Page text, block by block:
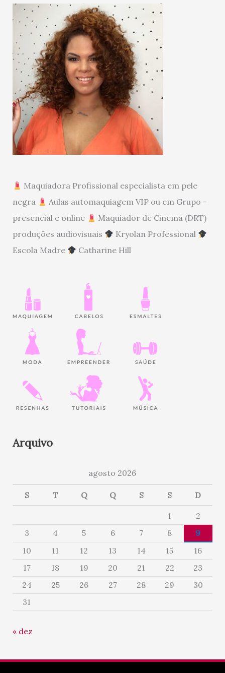
Maquiadora Profissional especialista em pele
negra
Aulas automaquiagem VIP ou em Grupo -
presencial e online
Maquiador de Cinema (DRT)
produções audiovisuais
Kryolan Professional
Escola Madre
Catharine Hill
Arquivo
agosto 2026
S T Q Q S S D
1
2
3
4 5 6 7 8
9
10
11 12 13 14 15
16
17
18 19 20 21 22
23
24
25 26 27 28 29
30
31
« dez